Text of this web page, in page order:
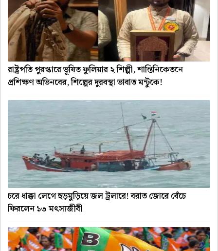
রাষ্ট্রপতি পুরস্কারে ভূষিত ফুলিয়ার ২ শিল্পী, শান্তিনিকেতনে
প্রশিক্ষণ অভিনবের, শিল্পের দুরবস্থা ভাবাত মন্টুকে!
চরে ধাক্কা লেগে হুড়মুড়িয়ে জল ট্রলারে! বরাত জোরে বেঁচে
ফিরলেন ১৩ মৎস্যজীবী